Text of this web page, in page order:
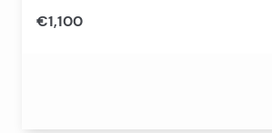
€1,100